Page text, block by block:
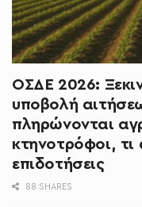
ΟΣΔΕ 2026:
υποβολή
πληρώνονται
κτηνοτρόφοι, τι
επιδοτήσεις
88 SHARES